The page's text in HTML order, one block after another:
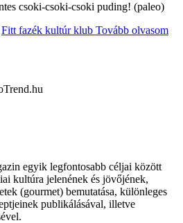
csoki-csoki-csoki puding! (paleo)
Fitt fazék kultúr klub Tovább olvasom
egyik legfontosabb céljai között
kultúra jelenének és jövőjének,
(gourmet) bemutatása, különleges
publikálásával, illetve